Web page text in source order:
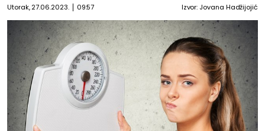
Utorak, 27.06.2023. 09:57 Izvor: Jovana Hadžijojić